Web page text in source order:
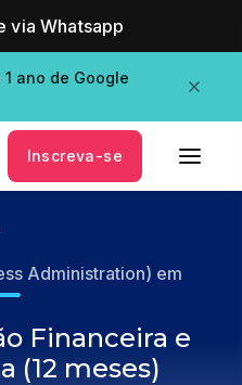
via Whatsapp
ano de Google
Inscreva-se
Administration) em
Financeira e
(12 meses)